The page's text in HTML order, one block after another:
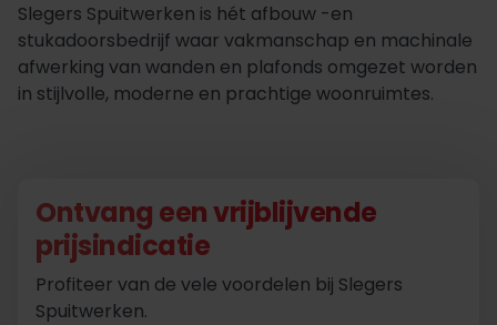
Slegers Spuitwerken is hét afbouw -en
stukadoorsbedrijf waar vakmanschap en machinale
afwerking van wanden en plafonds omgezet worden
in stijlvolle, moderne en prachtige woonruimtes.
Ontvang een vrijblijvende
prijsindicatie
Profiteer van de vele voordelen bij Slegers
Spuitwerken.